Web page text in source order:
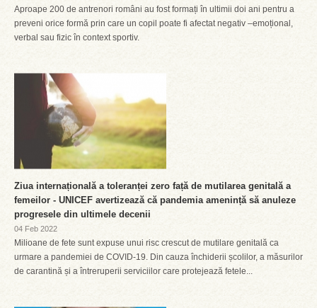
Aproape 200 de antrenori români au fost formați în ultimii doi ani pentru a
preveni orice formă prin care un copil poate fi afectat negativ –emoțional,
verbal sau fizic în context sportiv.
Ziua internațională a toleranței zero față de mutilarea genitală a
femeilor - UNICEF avertizează că pandemia amenință să anuleze
progresele din ultimele decenii
04 Feb 2022
Milioane de fete sunt expuse unui risc crescut de mutilare genitală ca
urmare a pandemiei de COVID-19. Din cauza închiderii școlilor, a măsurilor
de carantină și a întreruperii serviciilor care protejează fetele...